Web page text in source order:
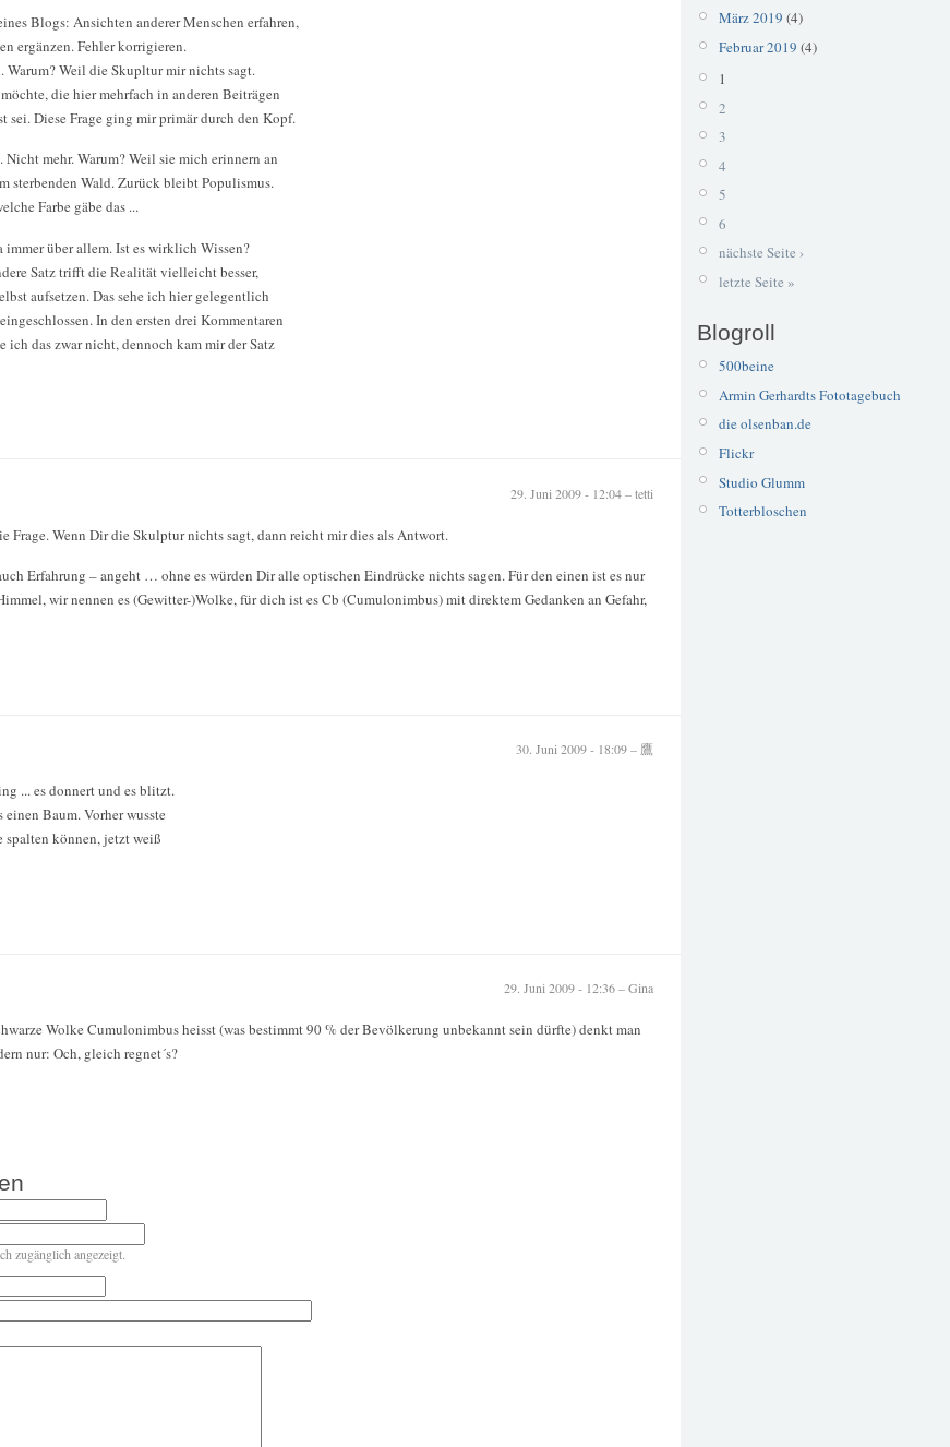
Blogs: Ansichten anderer Menschen erfahren,
ergänzen. Fehler korrigieren.
Warum? Weil die Skupltur mir nichts sagt.
die hier mehrfach in anderen Beiträgen
sei. Diese Frage ging mir primär durch den Kopf.
mehr. Warum? Weil sie mich erinnern an
sterbenden Wald. Zurück bleibt Populismus.
Farbe gäbe das ...
immer über allem. Ist es wirklich Wissen?
Satz trifft die Realität vielleicht besser,
aufsetzen. Das sehe ich hier gelegentlich
In den ersten drei Kommentaren
ich das zwar nicht, dennoch kam mir der Satz
29. Juni 2009 - 12:04 – tetti
Frage. Wenn Dir die Skulptur nichts sagt, dann reicht mir dies als Antwort.
Erfahrung – angeht … ohne es würden Dir alle optischen Eindrücke nichts sagen. Für den einen ist es nur
wir nennen es (Gewitter-)Wolke, für dich ist es Cb (Cumulonimbus) mit direktem Gedanken an Gefahr,
30. Juni 2009 - 18:09 – 鷹
... es donnert und es blitzt.
Baum. Vorher wusste
können, jetzt weiß
29. Juni 2009 - 12:36 – Gina
Wolke Cumulonimbus heisst (was bestimmt 90 % der Bevölkerung unbekannt sein dürfte) denkt man
nur: Och, gleich regnet´s?
zugänglich angezeigt.
März 2019 (4)
Februar 2019 (4)
1
2
3
4
5
6
nächste Seite ›
letzte Seite »
Blogroll
500beine
Armin Gerhardts Fototagebuch
die olsenban.de
Flickr
Studio Glumm
Totterbloschen